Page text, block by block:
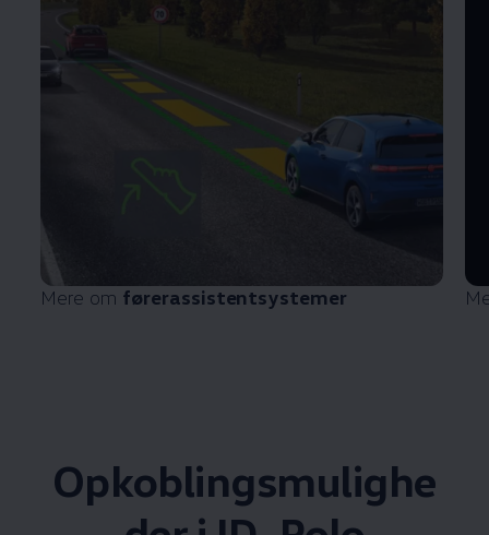
Mere om førerassistentsystemer
Opkoblingsmulighe